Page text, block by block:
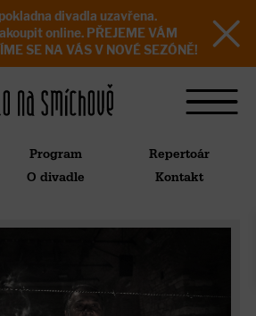
divadla uzavřena.
online. PŘEJEME VÁM
SE NA VÁS V NOVÉ SEZÓNĚ!
Program
Repertoár
O divadle Kontakt